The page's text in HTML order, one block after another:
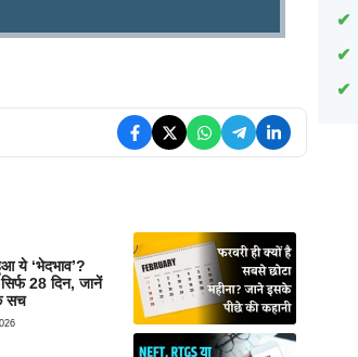
ये ‘भेदभाव’?
28 दिन, जानें
सच